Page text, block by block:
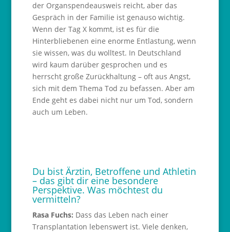
der Organspendeausweis reicht, aber das
Gespräch in der Familie ist genauso wichtig.
Wenn der Tag X kommt, ist es für die
Hinterbliebenen eine enorme Entlastung, wenn
sie wissen, was du wolltest. In Deutschland
wird kaum darüber gesprochen und es
herrscht große Zurückhaltung – oft aus Angst,
sich mit dem Thema Tod zu befassen. Aber am
Ende geht es dabei nicht nur um Tod, sondern
auch um Leben.
Du bist Ärztin, Betroffene und Athletin
– das gibt dir eine besondere
Perspektive. Was möchtest du
vermitteln?
Rasa Fuchs: Dass das Leben nach einer
Transplantation lebenswert ist. Viele denken,